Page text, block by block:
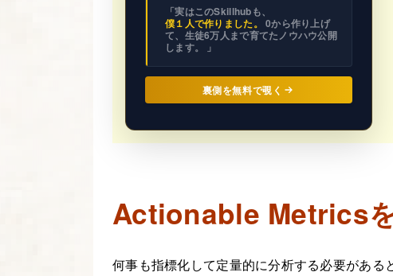
「実はこのSkillhubも、
僕１人で作りました。 0から作り上げ
て、生徒6万人まで育てたノウハウ公開
します。 」
裏側を無料で覗く
Actionable Metrics
何事も指標化して定量的に分析する必要があ